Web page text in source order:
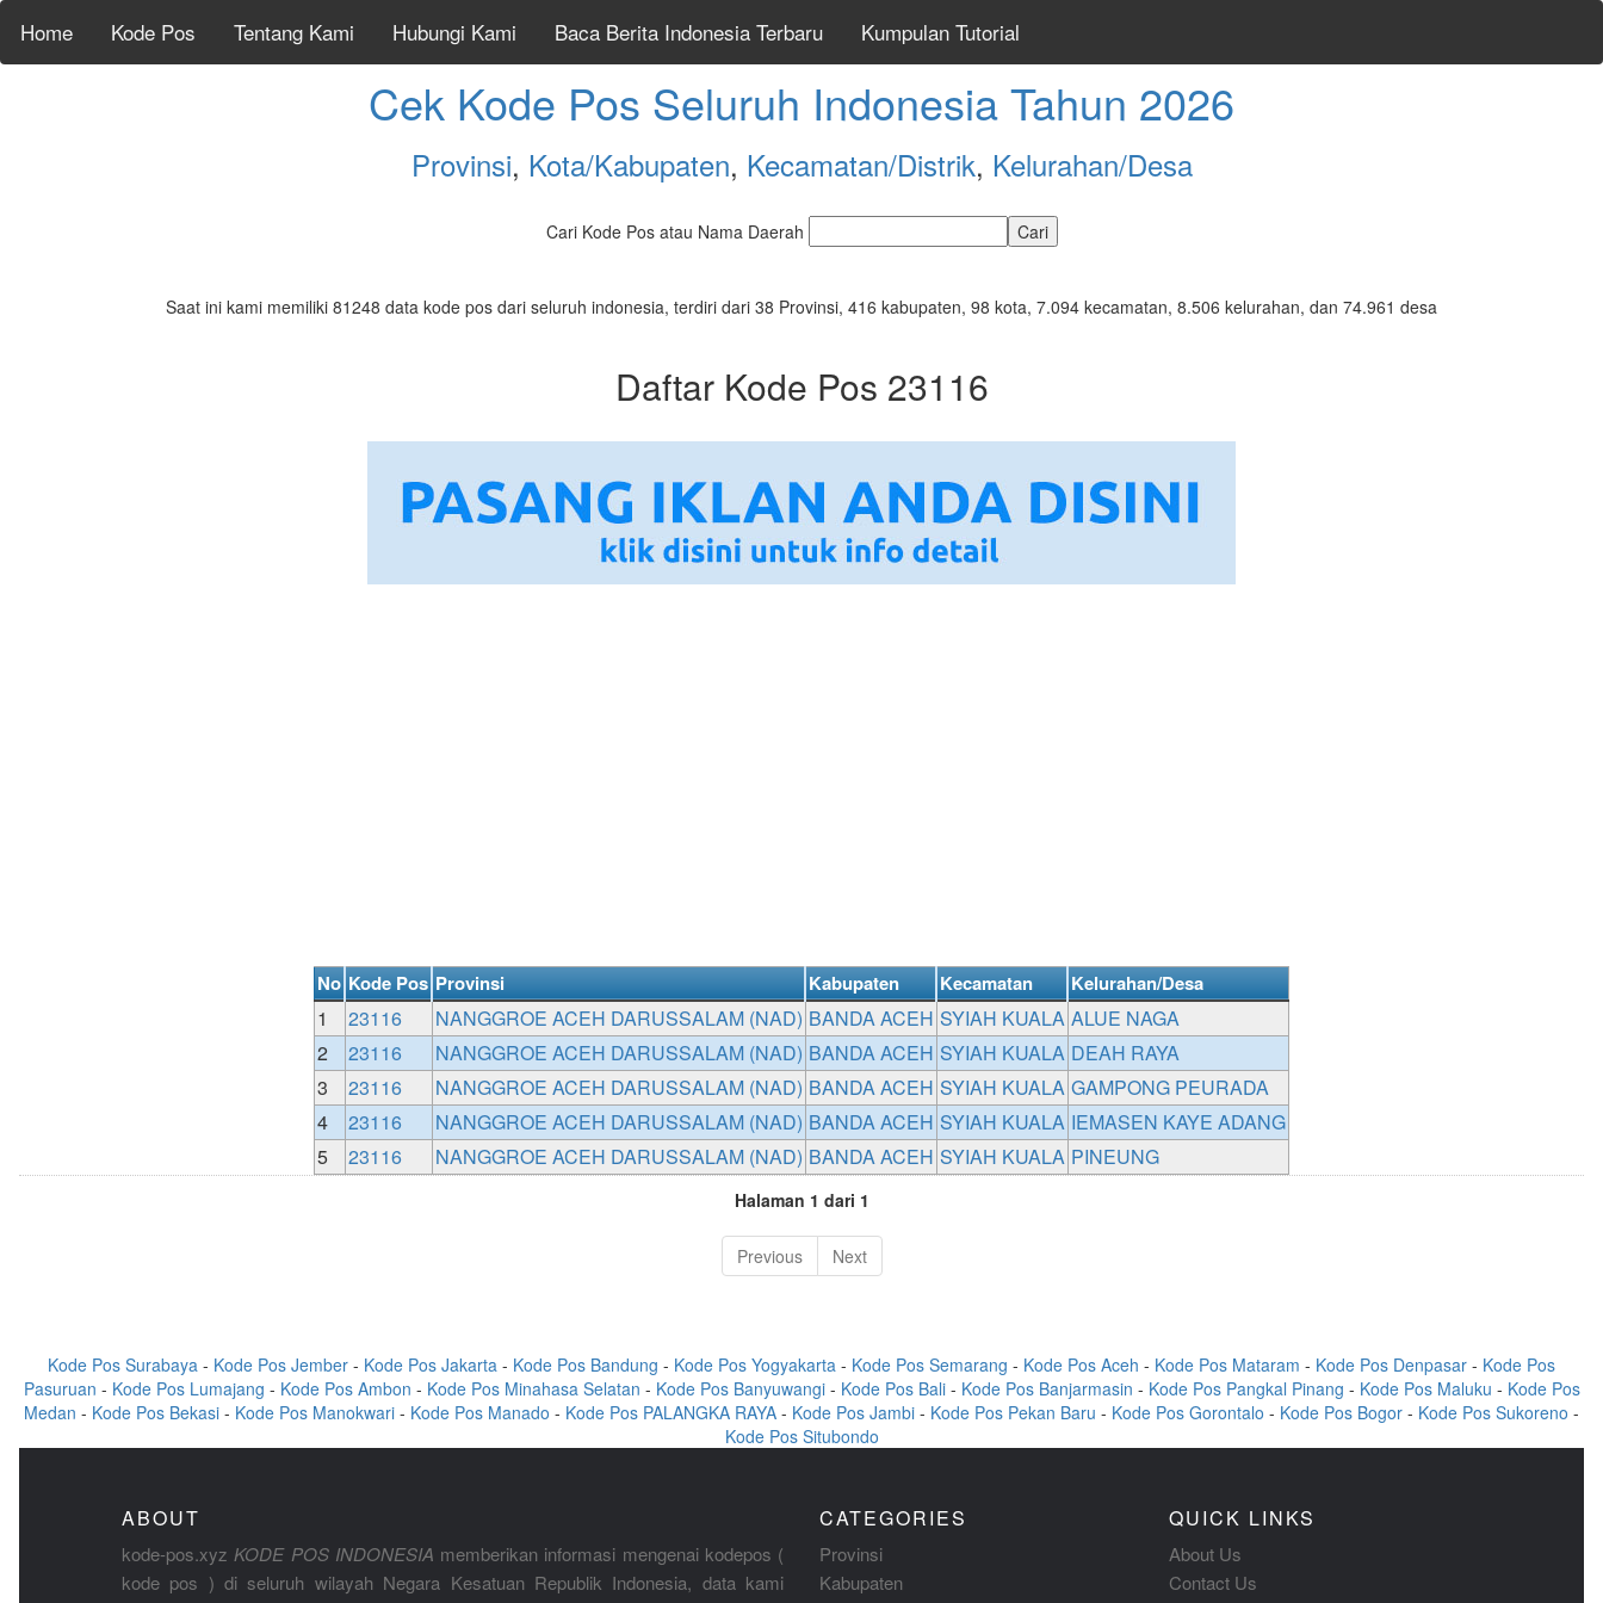
Home Kode Pos Tentang Kami Hubungi Kami Baca Berita Indonesia Terbaru Kumpulan Tutorial
Cek Kode Pos Seluruh Indonesia Tahun 2026
Provinsi, Kota/Kabupaten, Kecamatan/Distrik, Kelurahan/Desa
Cari Kode Pos atau Nama Daerah
Saat ini kami memiliki 81248 data kode pos dari seluruh indonesia, terdiri dari 38 Provinsi, 416 kabupaten, 98 kota, 7.094 kecamatan, 8.506 kelurahan, dan 74.961 desa
Daftar Kode Pos 23116
No Kode Pos Provinsi Kabupaten Kecamatan Kelurahan/Desa
1 23116 NANGGROE ACEH DARUSSALAM (NAD) BANDA ACEH SYIAH KUALA ALUE NAGA
2
23116 NANGGROE ACEH DARUSSALAM (NAD) BANDA ACEH SYIAH KUALA DEAH RAYA
3
23116 NANGGROE ACEH DARUSSALAM (NAD) BANDA ACEH SYIAH KUALA GAMPONG PEURADA
4
23116 NANGGROE ACEH DARUSSALAM (NAD) BANDA ACEH SYIAH KUALA IEMASEN KAYE ADANG
5
23116 NANGGROE ACEH DARUSSALAM (NAD) BANDA ACEH SYIAH KUALA PINEUNG
Halaman 1 dari 1
Previous Next
Kode Pos Surabaya - Kode Pos Jember - Kode Pos Jakarta - Kode Pos Bandung - Kode Pos Yogyakarta - Kode Pos Semarang - Kode Pos Aceh - Kode Pos Mataram - Kode Pos Denpasar - Kode Pos
Pasuruan - Kode Pos Lumajang - Kode Pos Ambon - Kode Pos Minahasa Selatan - Kode Pos Banyuwangi- Kode Pos Bali- Kode Pos Banjarmasin - Kode Pos Pangkal Pinang - Kode Pos Maluku - Kode Pos
Medan - Kode Pos Bekasi - Kode Pos Manokwari - Kode Pos Manado - Kode Pos PALANGKA RAYA - Kode Pos Jambi - Kode Pos Pekan Baru - Kode Pos Gorontalo - Kode Pos Bogor - Kode Pos Sukoreno -
Kode Pos Situbondo
ABOUT
kode-pos.xyz KODE POS INDONESIA memberikan informasi mengenai kodepos (
kode pos ) di seluruh wilayah Negara Kesatuan Republik Indonesia, data kami
CATEGORIES
Provinsi
Kabupaten
QUICK LINKS
About Us
Contact Us